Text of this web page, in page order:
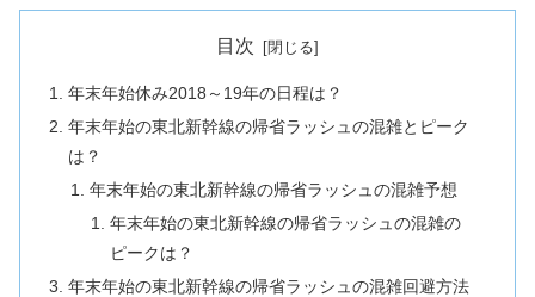
目次
年末年始休み2018～19年の日程は？
年末年始の東北新幹線の帰省ラッシュの混雑とピーク
は？
年末年始の東北新幹線の帰省ラッシュの混雑予想
年末年始の東北新幹線の帰省ラッシュの混雑の
ピークは？
年末年始の東北新幹線の帰省ラッシュの混雑回避方法